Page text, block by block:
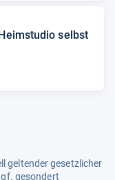
selbst
geltender gesetzlicher
gesondert